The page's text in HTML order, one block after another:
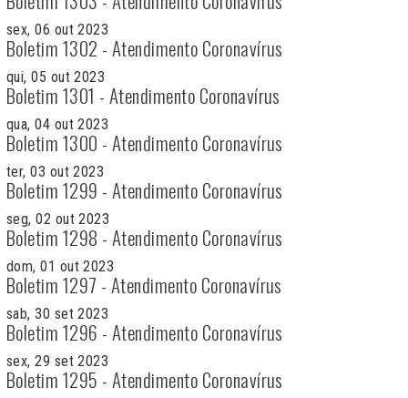
sex, 06 out 2023
Boletim 1302 - Atendimento Coronavírus
qui, 05 out 2023
Boletim 1301 - Atendimento Coronavírus
qua, 04 out 2023
Boletim 1300 - Atendimento Coronavírus
ter, 03 out 2023
Boletim 1299 - Atendimento Coronavírus
seg, 02 out 2023
Boletim 1298 - Atendimento Coronavírus
dom, 01 out 2023
Boletim 1297 - Atendimento Coronavírus
sab, 30 set 2023
Boletim 1296 - Atendimento Coronavírus
sex, 29 set 2023
Boletim 1295 - Atendimento Coronavírus